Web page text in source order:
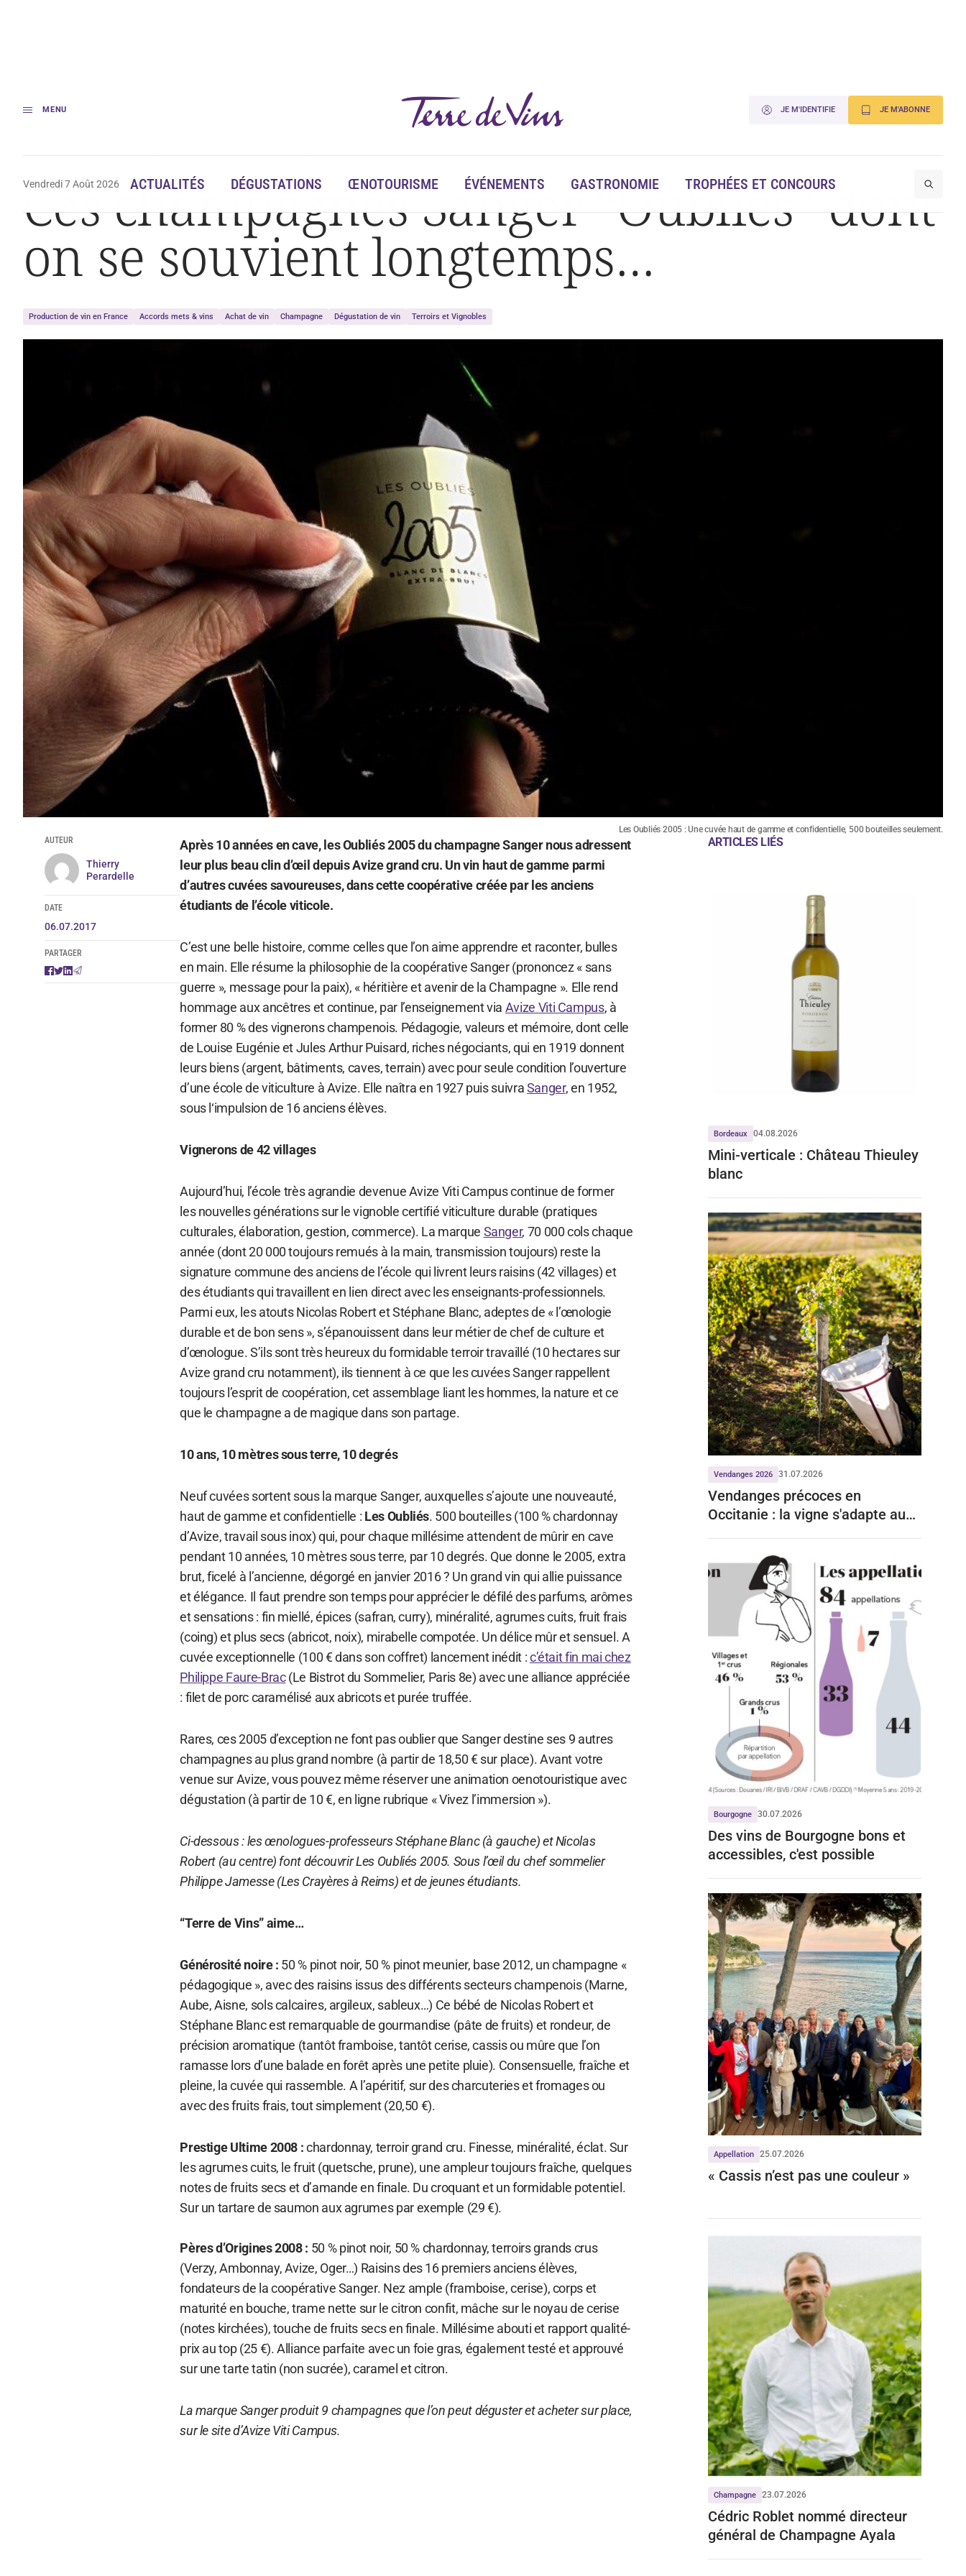
MENU JE M'IDENTIFIE JE M'ABONNE
Vendredi 7 Août 2026 ACTUALITÉS DÉGUSTATIONS ŒNOTOURISME ÉVÉNEMENTS GASTRONOMIE TROPHÉES ET CONCOURS
Accueil Ces champagnes Sanger « Oubliés » dont on se souvient longtemps…
Ces champagnes Sanger “Oubliés” dont
on se souvient longtemps…
Production de vin en France Accords mets & vins Achat de vin Champagne Dégustation de vin Terroirs et Vignobles
Les Oubliés 2005 : Une cuvée haut de gamme et confidentielle, 500 bouteilles seulement.
AUTEUR
Thierry
Perardelle
DATE
06.07.2017
PARTAGER
Après 10 années en cave, les Oubliés 2005 du champagne Sanger nous adressent
leur plus beau clin d’œil depuis Avize grand cru. Un vin haut de gamme parmi
d’autres cuvées savoureuses, dans cette coopérative créée par les anciens
étudiants de l’école viticole.
C’est une belle histoire, comme celles que l’on aime apprendre et raconter, bulles
en main. Elle résume la philosophie de la coopérative Sanger (prononcez « sans
guerre », message pour la paix), « héritière et avenir de la Champagne ». Elle rend
hommage aux ancêtres et continue, par l’enseignement via Avize Viti Campus, à
former 80 % des vignerons champenois. Pédagogie, valeurs et mémoire, dont celle
de Louise Eugénie et Jules Arthur Puisard, riches négociants, qui en 1919 donnent
leurs biens (argent, bâtiments, caves, terrain) avec pour seule condition l’ouverture
d’une école de viticulture à Avize. Elle naîtra en 1927 puis suivraSanger, en 1952,
sous l‘impulsion de 16 anciens élèves.
Vignerons de 42 villages
Aujourd’hui, l’école très agrandie devenue Avize Viti Campus continue de former
les nouvelles générations sur le vignoble certifié viticulture durable (pratiques
culturales, élaboration, gestion, commerce). La marque Sanger, 70 000 cols chaque
année (dont 20 000 toujours remués à la main, transmission toujours) reste la
signature commune des anciens de l’école qui livrent leurs raisins (42 villages) et
des étudiants qui travaillent en lien direct avec les enseignants-professionnels.
Parmi eux, les atouts Nicolas Robert et Stéphane Blanc, adeptes de « l’œnologie
durable et de bon sens », s’épanouissent dans leur métier de chef de culture et
d’œnologue. S’ils sont très heureux du formidable terroir travaillé (10 hectares sur
Avize grand cru notamment), ils tiennent à ce que les cuvées Sanger rappellent
toujours l’esprit de coopération, cet assemblage liant les hommes, la nature et ce
que le champagne a de magique dans son partage.
10 ans, 10 mètres sous terre, 10 degrés
Neuf cuvées sortent sous la marque Sanger, auxquelles s’ajoute une nouveauté,
haut de gamme et confidentielle : Les Oubliés. 500 bouteilles (100 % chardonnay
d’Avize, travail sous inox) qui, pour chaque millésime attendent de mûrir en cave
pendant 10 années, 10 mètres sous terre, par 10 degrés. Que donne le 2005, extra
brut, ficelé à l’ancienne, dégorgé en janvier 2016 ? Un grand vin qui allie puissance
et élégance. Il faut prendre son temps pour apprécier le défilé des parfums, arômes
et sensations : fin miellé, épices (safran, curry), minéralité, agrumes cuits, fruit frais
(coing) et plus secs (abricot, noix), mirabelle compotée. Un délice mûr et sensuel. A
cuvée exceptionnelle (100 € dans son coffret) lancement inédit :c’était fin mai chez
Philippe Faure-Brac(Le Bistrot du Sommelier, Paris 8e) avec une alliance appréciée
: filet de porc caramélisé aux abricots et purée truffée.
Rares, ces 2005 d’exception ne font pas oublier que Sanger destine ses 9 autres
champagnes au plus grand nombre (à partir de 18,50 € sur place). Avant votre
venue sur Avize, vous pouvez même réserver une animation oenotouristique avec
dégustation (à partir de 10 €, en ligne rubrique « Vivez l’immersion »).
Ci-dessous : les œnologues-professeurs Stéphane Blanc (à gauche) et Nicolas
Robert (au centre) font découvrir Les Oubliés 2005. Sous l’œil du chef sommelier
Philippe Jamesse (Les Crayères à Reims) et de jeunes étudiants.
“Terre de Vins” aime…
Générosité noire : 50 % pinot noir, 50 % pinot meunier, base 2012, un champagne «
pédagogique », avec des raisins issus des différents secteurs champenois (Marne,
Aube, Aisne, sols calcaires, argileux, sableux…) Ce bébé de Nicolas Robert et
Stéphane Blanc est remarquable de gourmandise (pâte de fruits) et rondeur, de
précision aromatique (tantôt framboise, tantôt cerise, cassis ou mûre que l’on
ramasse lors d’une balade en forêt après une petite pluie). Consensuelle, fraîche et
pleine, la cuvée qui rassemble. A l’apéritif, sur des charcuteries et fromages ou
avec des fruits frais, tout simplement (20,50 €).
Prestige Ultime 2008 :chardonnay, terroir grand cru. Finesse, minéralité, éclat. Sur
les agrumes cuits, le fruit (quetsche, prune), une ampleur toujours fraîche, quelques
notes de fruits secs et d’amande en finale. Du croquant et un formidable potentiel.
Sur un tartare de saumon aux agrumes par exemple (29 €).
Pères d’Origines 2008 : 50 % pinot noir, 50 % chardonnay, terroirs grands crus
(Verzy, Ambonnay, Avize, Oger…) Raisins des 16 premiers anciens élèves,
fondateurs de la coopérative Sanger. Nez ample (framboise, cerise), corps et
maturité en bouche, trame nette sur le citron confit, mâche sur le noyau de cerise
(notes kirchées), touche de fruits secs en finale. Millésime abouti et rapport qualité-
prix au top (25 €). Alliance parfaite avec un foie gras, également testé et approuvé
sur une tarte tatin (non sucrée), caramel et citron.
La marque Sanger produit 9 champagnes que l’on peut déguster et acheter sur place,
sur le site d’Avize Viti Campus.
ARTICLES LIÉS
Bordeaux 04.08.2026
Mini-verticale : Château Thieuley
blanc
Vendanges 2026 31.07.2026
Vendanges précoces en
Occitanie : la vigne s'adapte aux
Bourgogne 30.07.2026
Des vins de Bourgogne bons et
accessibles, c'est possible
Appellation 25.07.2026
« Cassis n’est pas une couleur »
Champagne 23.07.2026
Cédric Roblet nommé directeur
général de Champagne Ayala